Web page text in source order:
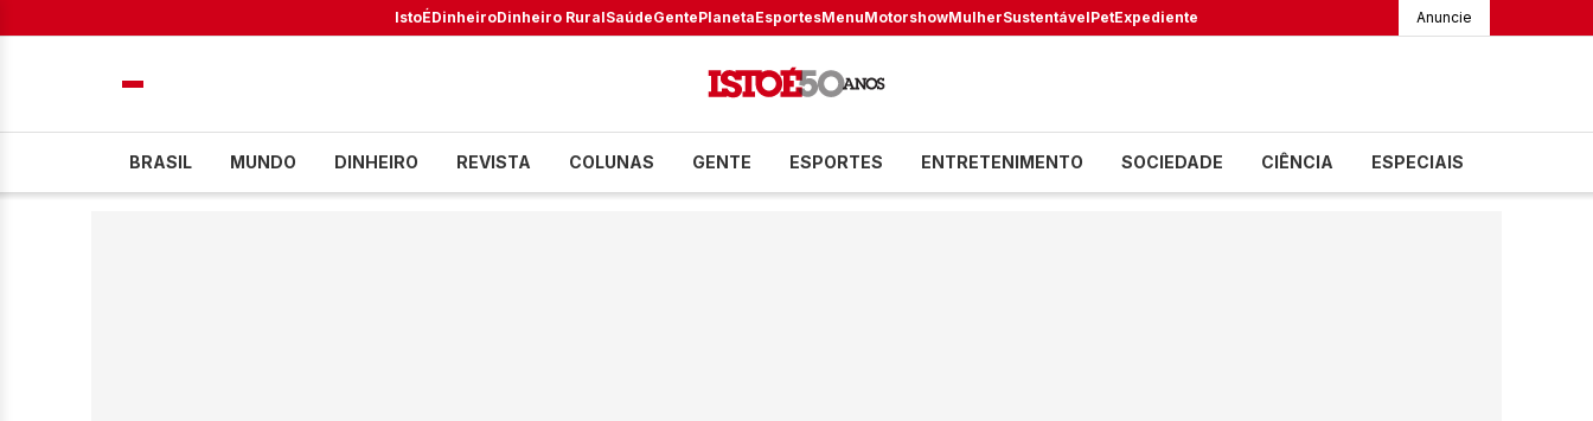
IstoÉDinheiroDinheiro RuralSaúdeGentePlanetaEsportesMenuMotorshowMulherSustentávelPetExpediente Anuncie
BRASIL MUNDO DINHEIRO REVISTA COLUNAS GENTE ESPORTES ENTRETENIMENTO SOCIEDADE CIÊNCIA ESPECIAIS